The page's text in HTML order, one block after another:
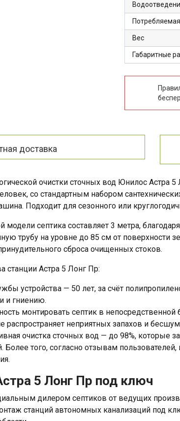
Вес
Габаритные
доставка
очистки сточных вод Юнилос Астра
со стандартным набором
Подходит для сезонного или
модели септика составляет 3 метра,
трубу на уровне до 85 см от
сброса очищенных стоков.
станции Астра 5 Лонг Пр:
устройства — 50 лет, за счёт
и гниению.
монтировать септик в
распространяет неприятных запахов и
очистка сточных вод — до 98%, которые
Более того, согласно отзывам
5 Лонг Пр под ключ
дилером септиков от ведущих
станций автономных канализаций под